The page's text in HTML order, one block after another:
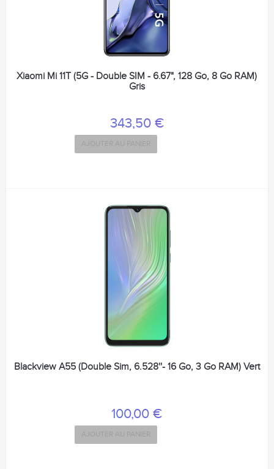
Xiaomi Mi 11T (5G - Double SIM - 6.67", 128 Go, 8 Go RAM)
Gris
343,50 €
AJOUTER AU PANIER
Blackview A55 (Double Sim, 6.528''- 16 Go, 3 Go RAM) Vert
100,00 €
AJOUTER AU PANIER